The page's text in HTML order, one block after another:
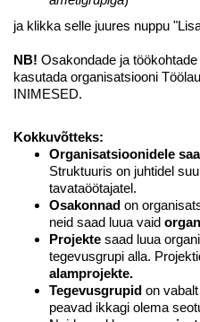
ja klikka selle juures nuppu
NB! Osakondade ja
kasutada organisatsiooni
INIMESED.
Kokkuvõtteks:
Organisatsioonidele
Struktuuris on juhtidel
tavataöötajatel.
Osakonnad on
neid saad luua vaid
Projekte saad luua
tegevusgrupi alla.
alamprojekte.
Tegevusgrupid on
peavad ikkagi olema